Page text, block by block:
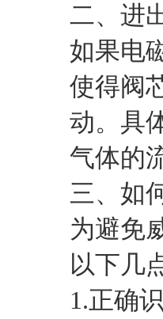
二、进
如果电
使得阀
动。具
气体的
三、如
为避免
以下几
1.正确